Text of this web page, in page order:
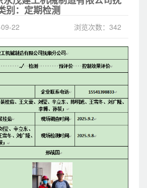
别：定期检测
22 浏览次数：342